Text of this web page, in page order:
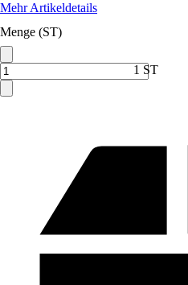
Mehr Artikeldetails
Menge (ST)
1 ST